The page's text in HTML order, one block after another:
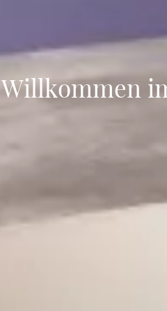
Willkommen